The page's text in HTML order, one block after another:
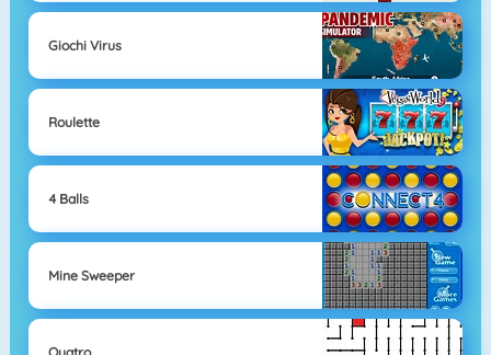
Giochi Virus
Roulette
4 Balls
Mine Sweeper